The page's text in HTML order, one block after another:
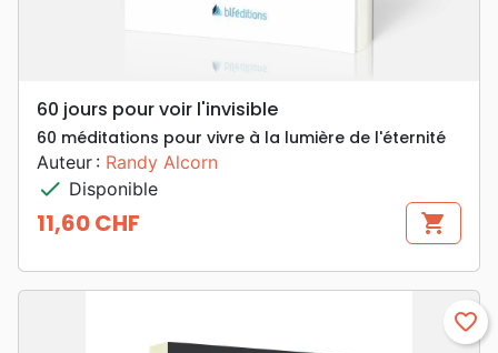
60 jours pour voir l'invisible
60 méditations pour vivre à la lumière de l'éternité
Auteur : Randy Alcorn
check Disponible
Prix
11,60 CHF shopping_cart
favorite_border